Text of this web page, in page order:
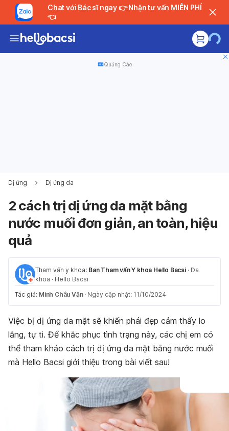
Chat với Bác sĩ ngay 👉 Nhận tư vấn MIỄN PHÍ
👈
Quảng Cáo
Dị ứng Dị ứng da
2 cách trị dị ứng da mặt bằng
nước muối đơn giản, an toàn, hiệu
quả
Tham vấn y khoa: Ban Tham vấn Y khoa Hello Bacsi ·Đa
khoa · Hello Bacsi
Tác giả: Minh Châu Văn · Ngày cập nhật: 11/10/2024
Việc bị dị ứng da mặt sẽ khiến phái đẹp cảm thấy lo
lắng, tự ti. Để khắc phục tình trạng này, các chị em có
thể tham khảo cách trị dị ứng da mặt bằng nước muối
mà Hello Bacsi giới thiệu trong bài viết sau!